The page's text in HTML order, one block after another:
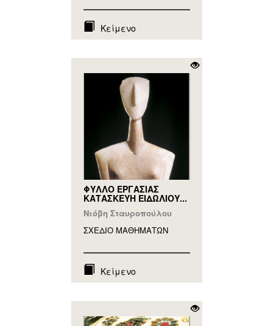
Κείμενο
ΦΥΛΛΟ ΕΡΓΑΣΙΑΣ
ΚΑΤΑΣΚΕΥΗ ΕΙΔΩΛΙΟΥ...
Νιόβη Σταυροπούλου
ΣΧΕΔΙΟ ΜΑΘΗΜAΤΩΝ
Κείμενο